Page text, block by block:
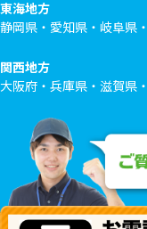
東海地方
静岡県・愛知県・岐阜県
関西地方
大阪府・兵庫県・滋賀県